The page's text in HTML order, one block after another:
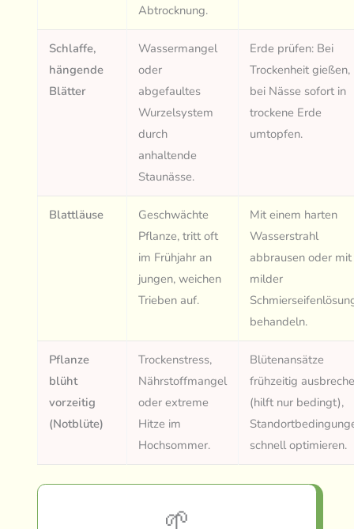
Abtrocknung.
Schlaffe,
hängende
Blätter
Wassermangel
oder
abgefaultes
Wurzelsystem
durch
anhaltende
Staunässe.
Erde prüfen: Bei
Trockenheit gießen,
bei Nässe sofort in
trockene Erde
umtopfen.
Blattläuse
Geschwächte
Pflanze, tritt oft
im Frühjahr an
jungen, weichen
Trieben auf.
Mit einem harten
Wasserstrahl
abbrausen oder mit
milder
behandeln.
Pflanze
blüht
vorzeitig
(Notblüte)
Trockenstress,
Nährstoffmangel
oder extreme
Hitze im
Hochsommer.
Blütenansätze
frühzeitig
(hilft nur bedingt),
schnell optimieren.
🌱